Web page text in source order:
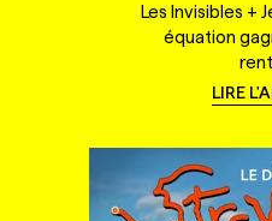
Les Invisibles +
équation
LIRE